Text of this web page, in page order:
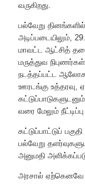
வருகிறது.
பல்வேறு
அடிப்படையிலும்,
மாவட்ட ஆட்சித்
மருத்துவ
நடத்தப்பட்ட
ஊரடங்கு உத்தரவு,
வரை மேலும்
கட்டுப்பாட்டுப்
பல்வேறு
அனுமதி
அரசால் ஏற்கெனவே